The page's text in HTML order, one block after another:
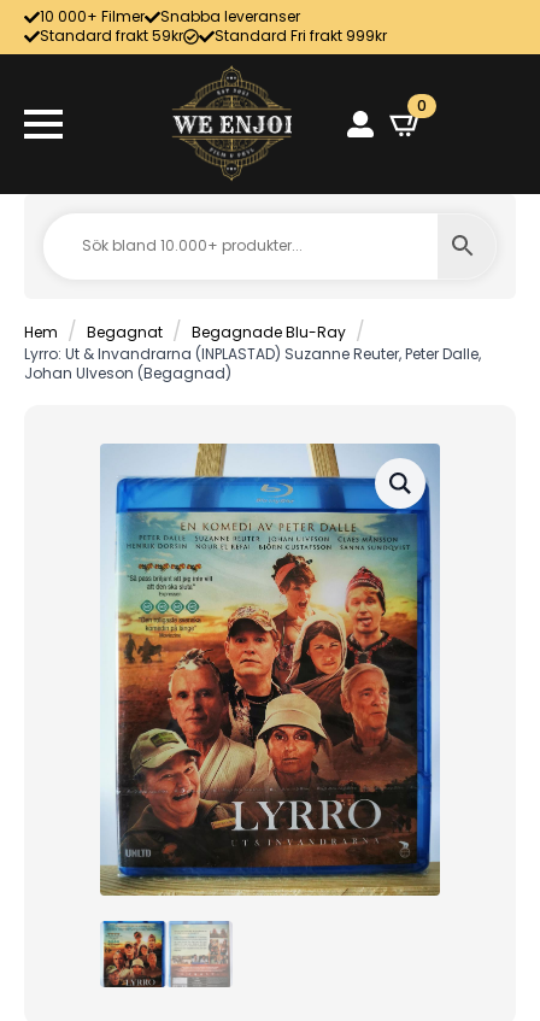
10 000+ Filmer
Snabba leveranser
Standard frakt 59kr
Standard Fri frakt 999kr
0
Hem Begagnat
Begagnade Blu-Ray
Lyrro: Ut & Invandrarna (INPLASTAD) Suzanne Reuter, Peter Dalle,
Johan Ulveson (Begagnad)